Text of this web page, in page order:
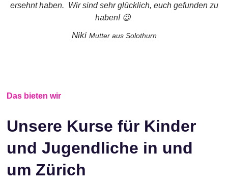
ersehnt haben. Wir sind sehr glücklich, euch gefunden zu
haben! 😉
Niki Mutter aus Solothurn
Das bieten wir
Unsere Kurse für Kinder
und Jugendliche in und
um Zürich